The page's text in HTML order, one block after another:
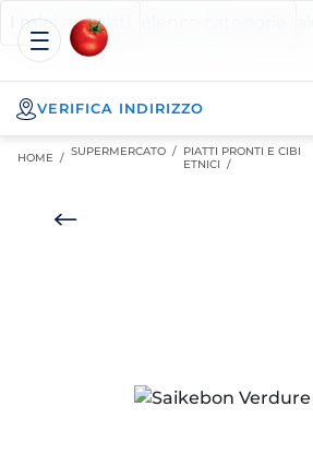
Posizionati sul contenuto principale
Posizionati sull'elenco categorie
I miei acquisti
Esselunga
Spesa
Online
VERIFICA INDIRIZZO
HOME / SUPERMERCATO / PIATTI PRONTI E CIBI
ETNICI /